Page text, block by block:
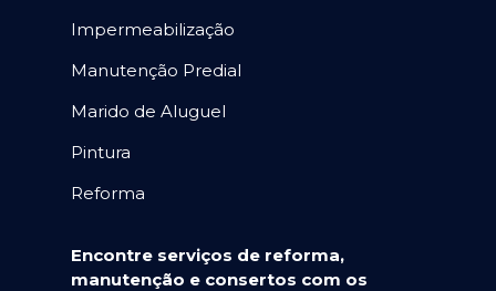
Impermeabilização
Manutenção Predial
Marido de Aluguel
Pintura
Reforma
Encontre serviços de reforma,
manutenção e consertos com os